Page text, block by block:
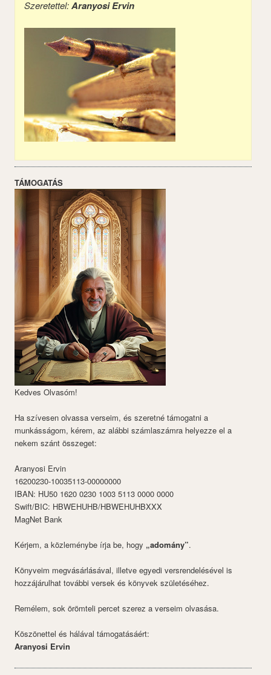
Szeretettel:Aranyosi Ervin
TÁMOGATÁS
Kedves Olvasóm!
Ha szívesen olvassa verseim, és szeretné támogatni a
munkásságom, kérem, az alábbi számlaszámra helyezze el a
nekem szánt összeget:
Aranyosi Ervin
16200230-10035113-00000000
IBAN: HU50 1620 0230 1003 5113 0000 0000
Swift/BIC: HBWEHUHB/HBWEHUHBXXX
MagNet Bank
Kérjem, a közleménybe írja be, hogy „adomány”.
Könyveim megvásárlásával, illetve egyedi versrendelésével is
hozzájárulhat további versek és könyvek születéséhez.
Remélem, sok örömteli percet szerez a verseim olvasása.
Köszönettel és hálával támogatásáért:
Aranyosi Ervin